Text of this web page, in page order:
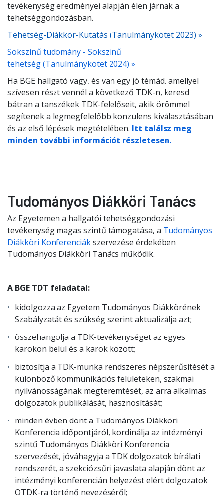
tevékenység eredményei alapján élen járnak a
tehetséggondozásban.
Tehetség-Diákkör-Kutatás (Tanulmánykötet 2023) »
Sokszínű tudomány - Sokszínű
tehetség (Tanulmánykötet 2024) »
Ha BGE hallgató vagy, és van egy jó témád, amellyel
szívesen részt vennél a következő TDK-n, keresd
bátran a tanszékek TDK-felelőseit, akik örömmel
segítenek a legmegfelelőbb konzulens kiválasztásában
és az első lépések megtételében. Itt találsz meg
minden további információt részletesen.
Tudományos Diákköri Tanács
Az Egyetemen a hallgatói tehetséggondozási
tevékenység magas szintű támogatása, a Tudományos
Diákköri Konferenciákszervezése érdekében
Tudományos Diákköri Tanács működik.
A BGE TDT feladatai:
kidolgozza az Egyetem Tudományos Diákkörének
Szabályzatát és szükség szerint aktualizálja azt;
összehangolja a TDK-tevékenységet az egyes
karokon belül és a karok között;
biztosítja a TDK-munka rendszeres népszerűsítését a
különböző kommunikációs felületeken, szakmai
nyilvánosságának megteremtését, az arra alkalmas
dolgozatok publikálását, hasznosítását;
minden évben dönt a Tudományos Diákköri
Konferencia időpontjáról, kordinálja az intézményi
szintű Tudományos Diákköri Konferencia
szervezését, jóváhagyja a TDK dolgozatok bírálati
rendszerét, a szekciózsűri javaslata alapján dönt az
intézményi konferencián helyezést elért dolgozatok
OTDK-ra történő nevezéséről;